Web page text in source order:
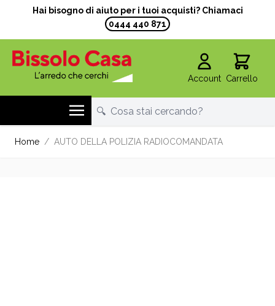
Hai bisogno di aiuto per i tuoi acquisti? Chiamaci
0444 440 871
Account Carrello
Home / AUTO DELLA POLIZIA RADIOCOMANDATA